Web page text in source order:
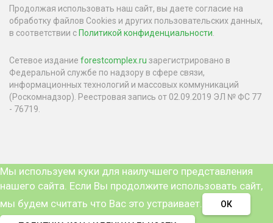
Продолжая использовать наш сайт, вы даете согласие на
обработку файлов Cookies и других пользовательских данных,
в соответствии с Политикой конфиденциальности.
Сетевое издание forestcomplex.ru зарегистрировано в
Федеральной службе по надзору в сфере связи,
информационных технологий и массовых коммуникаций
(Роскомнадзор). Реестровая запись от 02.09.2019 ЭЛ № ФС 77
- 76719.
Мы используем куки для наилучшего представления
нашего сайта. Если Вы продолжите использовать сайт,
мы будем считать что Вас это устраивает.
ОК